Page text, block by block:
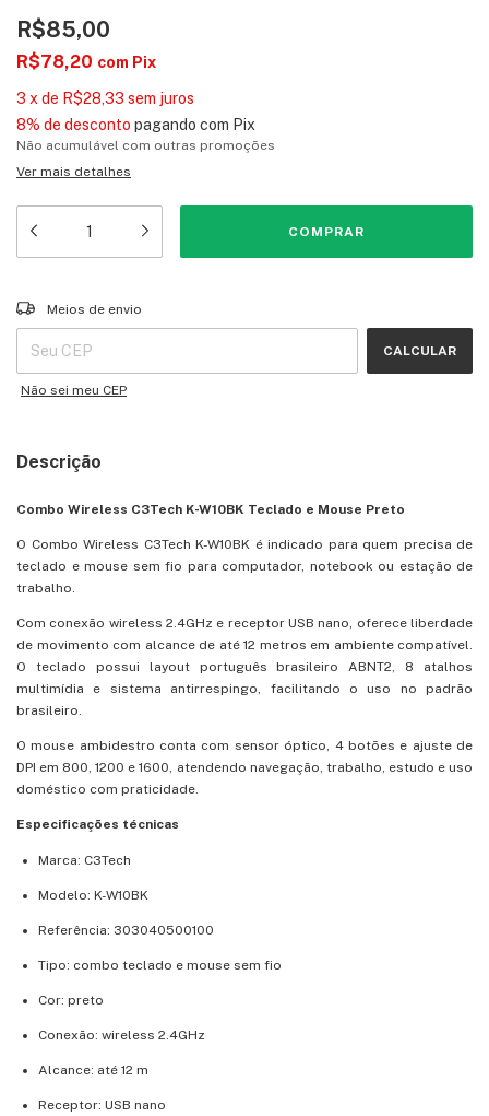
R$85,00
R$78,20 com Pix
3 x de R$28,33 sem juros
8% de desconto pagando com Pix
Não acumulável com outras promoções
Ver mais detalhes
Entregas para o CEP:
Meios de envio
CALCULAR
Não sei meu CEP
Descrição
Combo Wireless C3Tech K-W10BK Teclado e Mouse Preto
O Combo Wireless C3Tech K-W10BK é indicado para quem precisa de
teclado e mouse sem fio para computador, notebook ou estação de
trabalho.
Com conexão wireless 2.4GHz e receptor USB nano, oferece liberdade
de movimento com alcance de até 12 metros em ambiente compatível.
O teclado possui layout português brasileiro ABNT2, 8 atalhos
multimídia e sistema antirrespingo, facilitando o uso no padrão
brasileiro.
O mouse ambidestro conta com sensor óptico, 4 botões e ajuste de
DPI em 800, 1200 e 1600, atendendo navegação, trabalho, estudo e uso
doméstico com praticidade.
Especificações técnicas
Marca: C3Tech
Modelo: K-W10BK
Referência: 303040500100
Tipo: combo teclado e mouse sem fio
Cor: preto
Conexão: wireless 2.4GHz
Alcance: até 12 m
Receptor: USB nano